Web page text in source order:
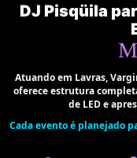
DJ Pisqüila
Atuando em Lavras,
oferece estrutura
de LED e
Cada evento é planejado